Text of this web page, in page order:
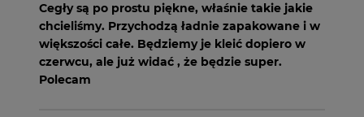
Cegły są po prostu piękne, właśnie takie jakie
chcieliśmy. Przychodzą ładnie zapakowane i w
większości całe. Będziemy je kleić dopiero w
czerwcu, ale już widać , że będzie super.
Polecam